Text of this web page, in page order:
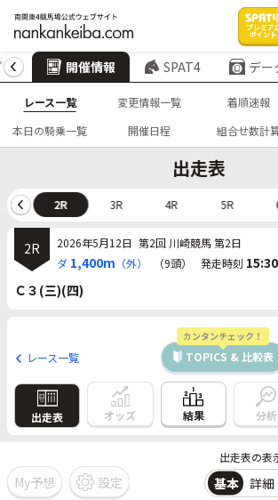
プレミア
ポイント
開催情報 SPAT4 デー
レース一覧 変更情報一覧 着順速報
本日の騎乗一覧
開催日程 組合せ数計
出走表
2R 3R 4R 5R
2R 2026年5月12日 第2回 川崎競馬 第2日
ダ 1,400m （外） （9頭） 発走時刻 15:30
Ｃ３(三)(四)
レース一覧
カンタンチェック！
TOPICS & 比較表
出走表 オッズ 結果 分析
My予想 設定
出走表の表
基本 詳細